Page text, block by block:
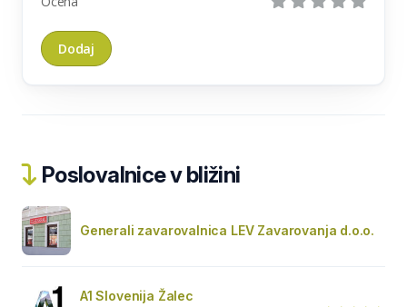
Poslovalnice v bližini
Generali zavarovalnica LEV Zavarovanja d.o.o.
A1 Slovenija Žalec